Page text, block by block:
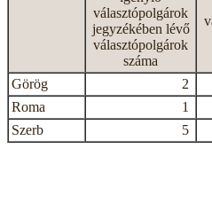
választópolgárok
jegyzékében lévő
választópolgárok
száma
Görög 2
Roma
1
Szerb
5